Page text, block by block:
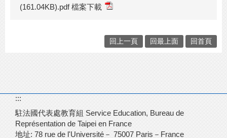
(161.04KB).pdf 檔案下載
回上一頁 回最上面 回首頁
:::
駐法國代表處教育組 Service Education, Bureau de
Représentation de Taipei en France
地址: 78 rue de l'Université－ 75007 Paris－France